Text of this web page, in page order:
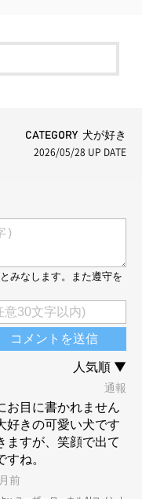
CATEGORY 犬が好き
2026/05/28 UP DATE